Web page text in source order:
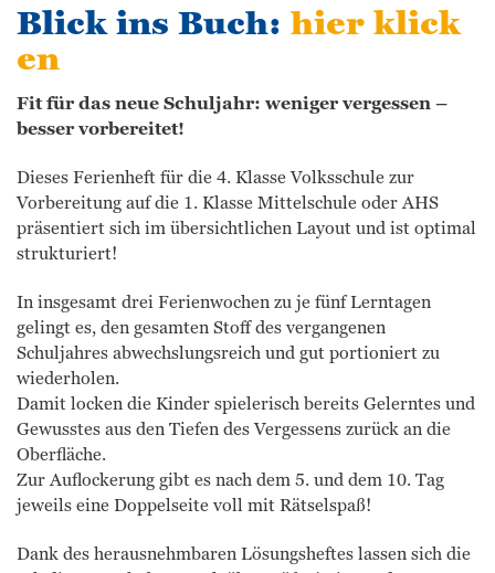
Blick ins Buch: hier klick
en
Fit für das neue Schuljahr: weniger vergessen –
besser vorbereitet!
Dieses Ferienheft für die 4. Klasse Volksschule zur
Vorbereitung auf die 1. Klasse Mittelschule oder AHS
präsentiert sich im übersichtlichen Layout und ist optimal
strukturiert!
In insgesamt drei Ferienwochen zu je fünf Lerntagen
gelingt es, den gesamten Stoff des vergangenen
Schuljahres abwechslungsreich und gut portioniert zu
wiederholen.
Damit locken die Kinder spielerisch bereits Gelerntes und
Gewusstes aus den Tiefen des Vergessens zurück an die
Oberfläche.
Zur Auflockerung gibt es nach dem 5. und dem 10. Tag
jeweils eine Doppelseite voll mit Rätselspaß!
Dank des herausnehmbaren Lösungsheftes lassen sich die